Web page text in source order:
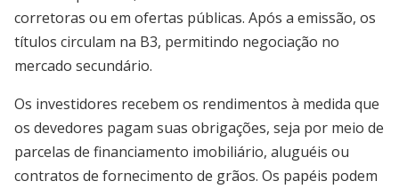
corretoras ou em ofertas públicas. Após a emissão, os
títulos circulam na B3, permitindo negociação no
mercado secundário.
Os investidores recebem os rendimentos à medida que
os devedores pagam suas obrigações, seja por meio de
parcelas de financiamento imobiliário, aluguéis ou
contratos de fornecimento de grãos. Os papéis podem